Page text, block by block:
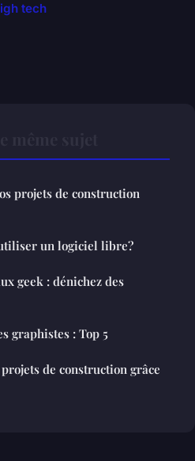
tech
projets de construction
un logiciel libre?
geek : dénichez des
graphistes : Top 5
de construction grâce